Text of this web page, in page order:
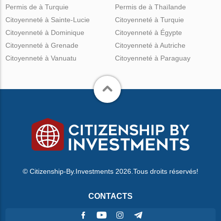
Permis de à Turquie
Permis de à Thaïlande
Citoyenneté à Sainte-Lucie
Citoyenneté à Dominique
Citoyenneté à Grenade
Citoyenneté à Vanuatu
Citoyenneté à Turquie
Citoyenneté à Égypte
Citoyenneté à Autriche
Citoyenneté à Paraguay
© Citizenship-By.Investments 2026.Tous droits réservés!
CONTACTS